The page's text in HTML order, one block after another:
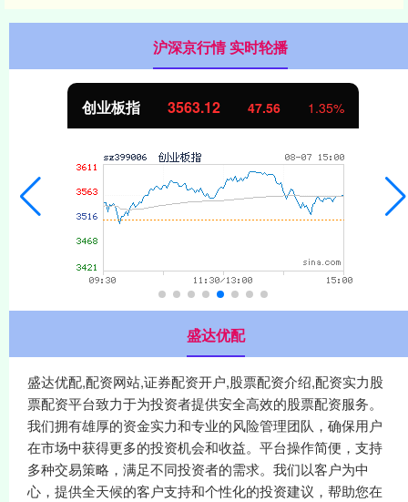
沪深京行情 实时轮播
创业板指 3563.12 47.56 1.35%
盛达优配
盛达优配,配资网站,证券配资开户,股票配资介绍,配资实力股
票配资平台致力于为投资者提供安全高效的股票配资服务。
我们拥有雄厚的资金实力和专业的风险管理团队，确保用户
在市场中获得更多的投资机会和收益。平台操作简便，支持
多种交易策略，满足不同投资者的需求。我们以客户为中
心，提供全天候的客户支持和个性化的投资建议，帮助您在